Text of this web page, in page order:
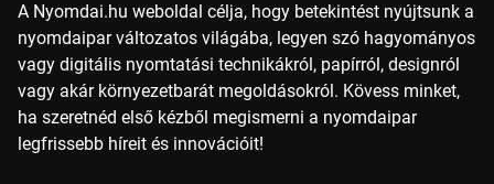
A Nyomdai.hu weboldal célja, hogy betekintést nyújtsunk a
nyomdaipar változatos világába, legyen szó hagyományos
vagy digitális nyomtatási technikákról, papírról, designról
vagy akár környezetbarát megoldásokról. Kövess minket,
ha szeretnéd első kézből megismerni a nyomdaipar
legfrissebb híreit és innovációit!